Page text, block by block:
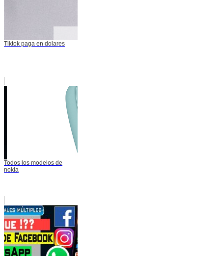
Tiktok paga en dolares
Todos los modelos de
nokia